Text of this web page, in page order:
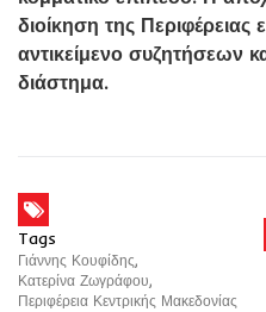
διοίκηση της Περιφέρειας
αντικείμενο συζητήσεων
διάστημα.
Tags
Γιάννης Κουφίδης,
Κατερίνα Ζωγράφου,
Περιφέρεια Κεντρικής Μακεδονίας